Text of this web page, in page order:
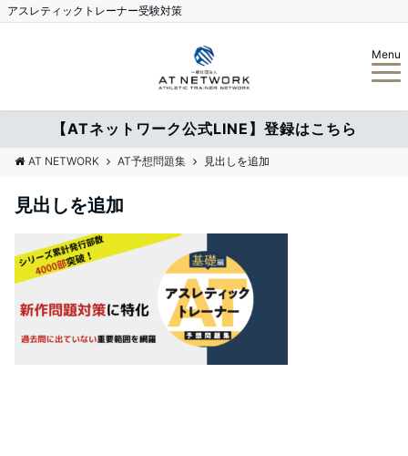
アスレティックトレーナー受験対策
Menu
【ATネットワーク公式LINE】登録はこちら
AT NETWORK AT予想問題集 見出しを追加
見出しを追加